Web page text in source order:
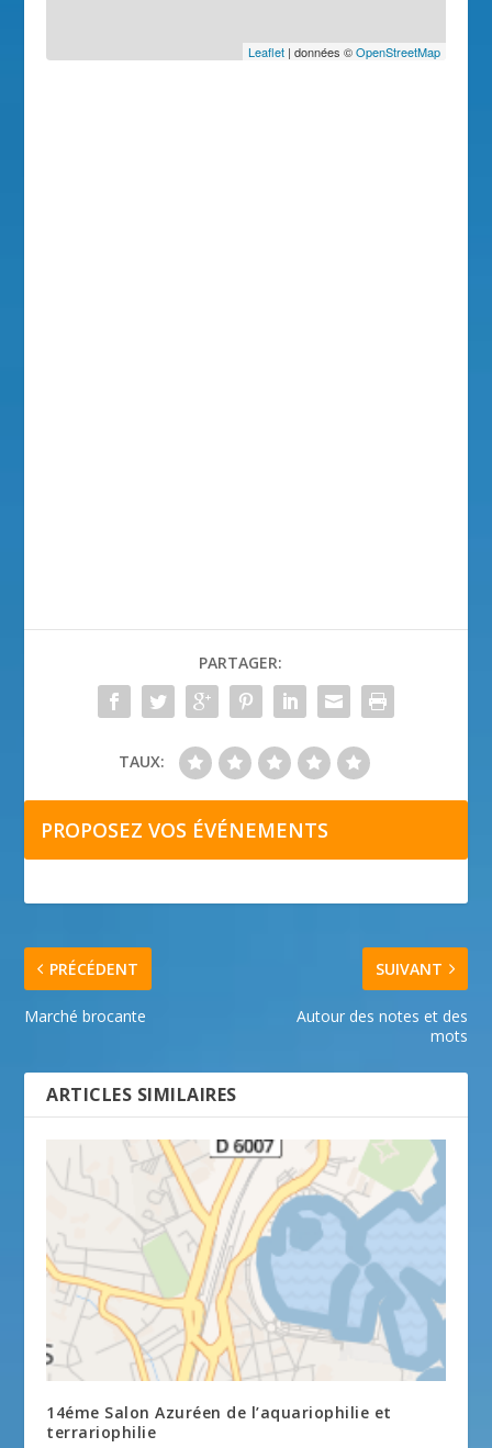
Leaflet| données ©OpenStreetMap
PARTAGER:
TAUX:
PROPOSEZ VOS ÉVÉNEMENTS
PRÉCÉDENT
Marché brocante
SUIVANT
Autour des notes et des
mots
ARTICLES SIMILAIRES
14éme Salon Azuréen de l’aquariophilie et
terrariophilie